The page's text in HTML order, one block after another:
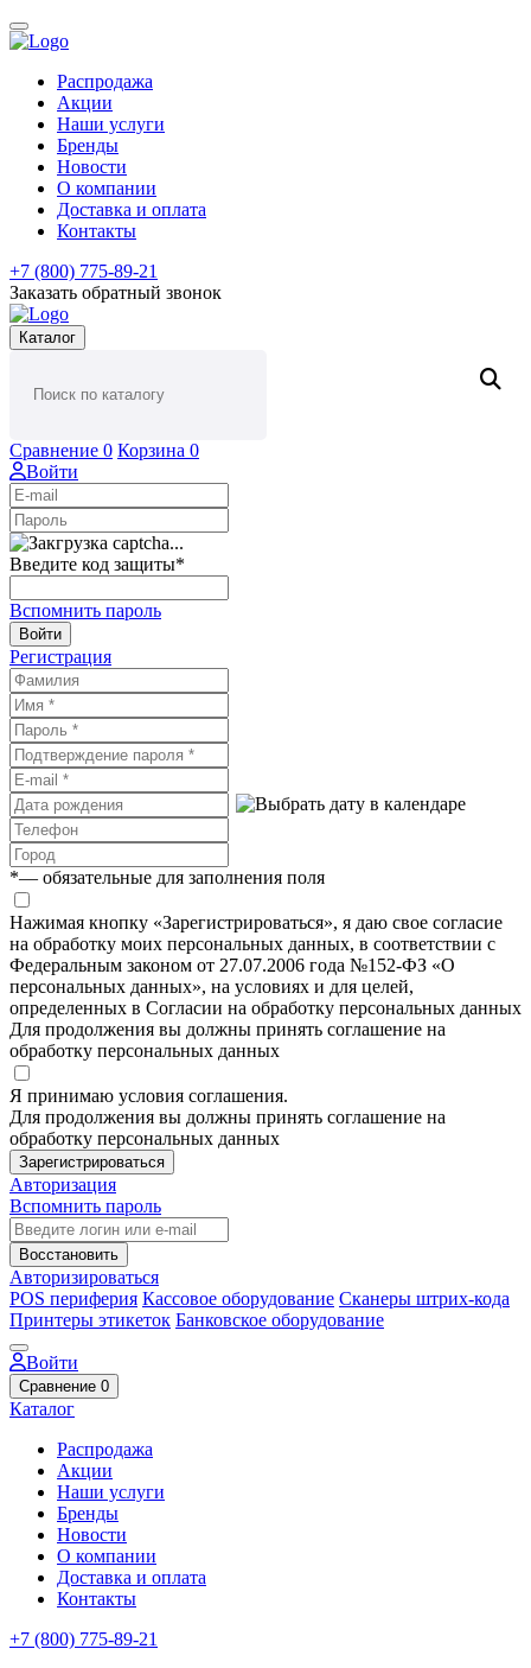
Распродажа
Акции
Наши услуги
Бренды
Новости
О компании
Доставка и оплата
Контакты
+7 (800) 775-89-21
Заказать обратный звонок
Каталог
Сравнение 0 Корзина 0
Войти
Введите код защиты*
Вспомнить пароль
Войти
Регистрация
*— обязательные для заполнения поля
Нажимая кнопку «Зарегистрироваться», я даю свое согласие
на обработку моих персональных данных, в соответствии с
Федеральным законом от 27.07.2006 года №152-ФЗ «О
персональных данных», на условиях и для целей,
определенных в Согласии на обработку персональных данных
Для продолжения вы должны принять соглашение на
обработку персональных данных
Я принимаю условия соглашения.
Для продолжения вы должны принять соглашение на
обработку персональных данных
Зарегистрироваться
Авторизация
Вспомнить пароль
Восстановить
Авторизироваться
POS периферия Кассовое оборудование Сканеры штрих-кода
Принтеры этикеток Банковское оборудование
Войти
Сравнение 0
Каталог
Распродажа
Акции
Наши услуги
Бренды
Новости
О компании
Доставка и оплата
Контакты
+7 (800) 775-89-21